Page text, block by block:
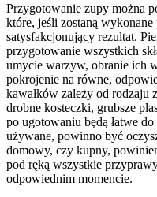
Przygotowanie zupy można
które, jeśli zostaną
satysfakcjonujący rezultat.
przygotowanie wszystkich
umycie warzyw, obranie ich
pokrojenie na równe,
kawałków zależy od rodzaju
drobne kosteczki, grubsze
po ugotowaniu będą łatwe
używane, powinno być
domowy, czy kupny,
pod ręką wszystkie
odpowiednim momencie.